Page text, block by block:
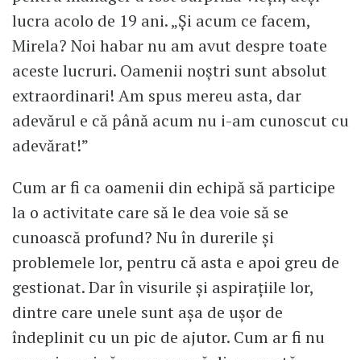
lucra acolo de 19 ani. „Și acum ce facem,
Mirela? Noi habar nu am avut despre toate
aceste lucruri. Oamenii noştri sunt absolut
extraordinari! Am spus mereu asta, dar
adevărul e că până acum nu i-am cunoscut cu
adevărat!”
Cum ar fi ca oamenii din echipă să participe
la o activitate care să le dea voie să se
cunoască profund? Nu în durerile şi
problemele lor, pentru că asta e apoi greu de
gestionat. Dar în visurile şi aspiraţiile lor,
dintre care unele sunt aşa de uşor de
îndeplinit cu un pic de ajutor. Cum ar fi nu